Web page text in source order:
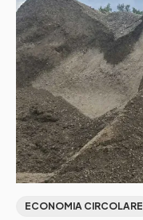
ECONOMIA CIRCOLARE